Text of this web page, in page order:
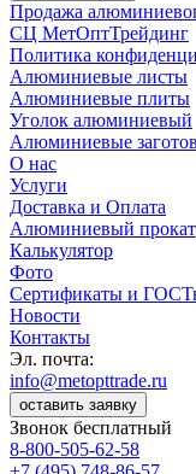
Продажа
СЦ МетОптТрейдинг
Политика
Алюминиевые листы
Алюминиевые плиты
Уголок алюминиевый
Алюминиевые
О нас
Услуги
Доставка и Оплата
Алюминиевый прокат
Калькулятор
Фото
Сертификаты и
Новости
Контакты
Эл. почта:
info@metopttrade.ru
оставить заявку
Звонок бесплатный
8-800-505-62-58